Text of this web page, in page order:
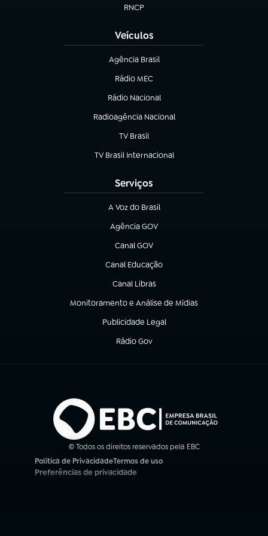
RNCP
(abre em nova aba)
Veículos
Agência Brasil
(abre em nova aba)
Rádio MEC
Rádio Nacional
(abre em nova aba)
Radioagência Nacional
(abre em nova aba)
TV Brasil
(abre em nova aba)
TV Brasil Internacional
(abre em nova aba)
Serviços
A Voz do Brasil
(abre em nova aba)
Agência GOV
(abre em nova aba)
Canal GOV
(abre em nova aba)
Canal Educação
(abre em nova aba)
Canal Libras
(abre em nova aba)
Monitoramento e Análise de Mídias
(abre em nova aba)
Publicidade Legal
(abre em nova aba)
Rádio Gov
(abre em nova aba)
© Todos os direitos reservados pela EBC
Política de Privacidade
(abre em nova aba)
Termos de uso
(abre em nova aba)
Preferências de privacidade